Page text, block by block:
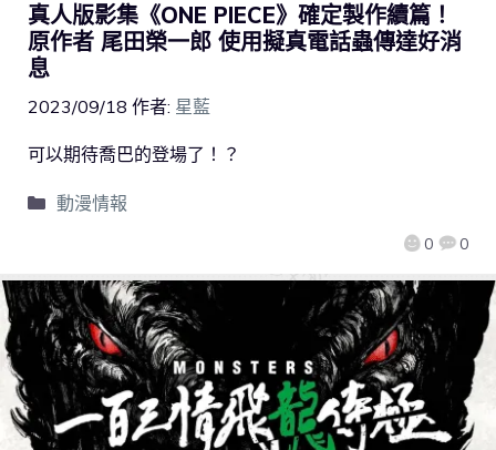
真人版影集《ONE PIECE》確定製作續篇！
原作者 尾田榮一郎 使用擬真電話蟲傳達好消
息
2023/09/18 作者: 星藍
0 0
可以期待喬巴的登場了！？
動漫情報